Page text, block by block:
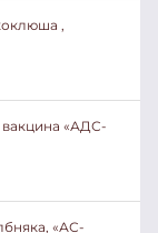
,
вакцина «АДС-
«АС-